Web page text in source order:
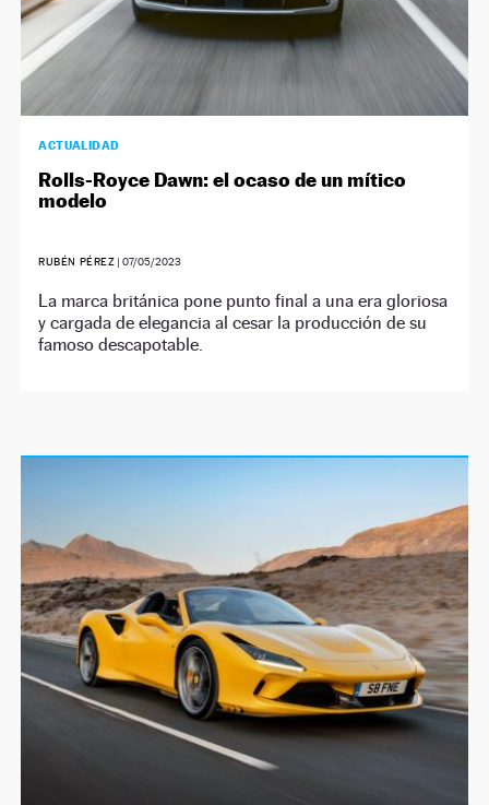
ACTUALIDAD
Rolls-Royce Dawn: el ocaso de un mítico
modelo
RUBÉN PÉREZ |07/05/2023
La marca británica pone punto final a una era gloriosa
y cargada de elegancia al cesar la producción de su
famoso descapotable.